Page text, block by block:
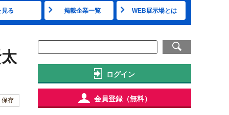
る 掲載企業一覧 WEB展示場とは
保存
ログイン
会員登録（無料）